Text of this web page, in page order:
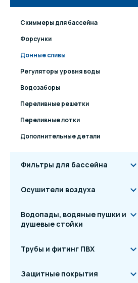
Скиммеры для бассейна
Форсунки
Донные сливы
Регуляторы уровня воды
Водозаборы
Переливные решетки
Переливные лотки
Дополнительные детали
Фильтры для бассейна
Осушители воздуха
Водопады, водяные пушки и
душевые стойки
Трубы и фитинг ПВХ
Защитные покрытия